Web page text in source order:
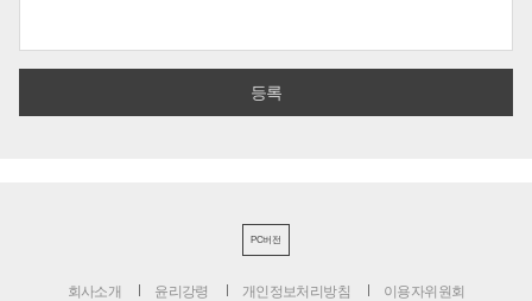
PC버전
회사소개 윤리강령 개인정보처리방침 이용자위원회